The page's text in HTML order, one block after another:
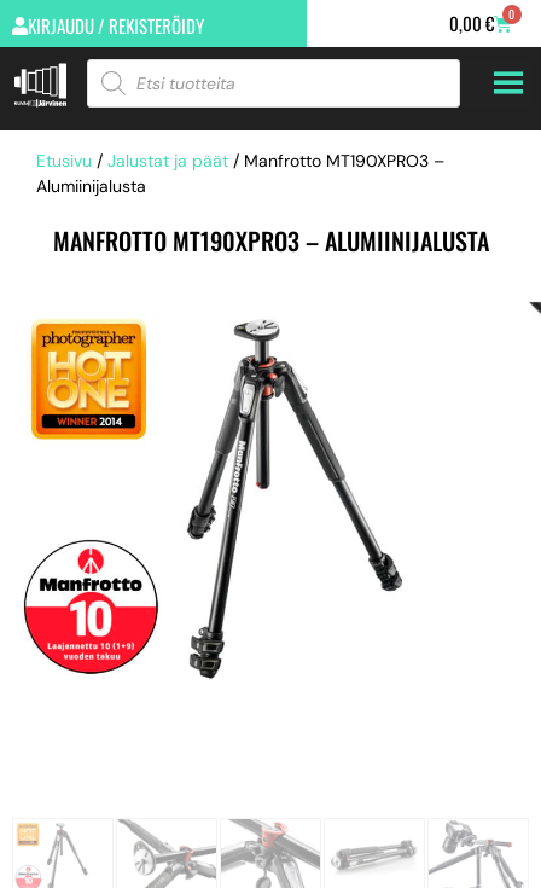
KIRJAUDU / REKISTERÖIDY 0,00€ 0
Etusivu / Jalustat ja päät / Manfrotto MT190XPRO3 –
Alumiinijalusta
MANFROTTO MT190XPRO3 – ALUMIINIJALUSTA